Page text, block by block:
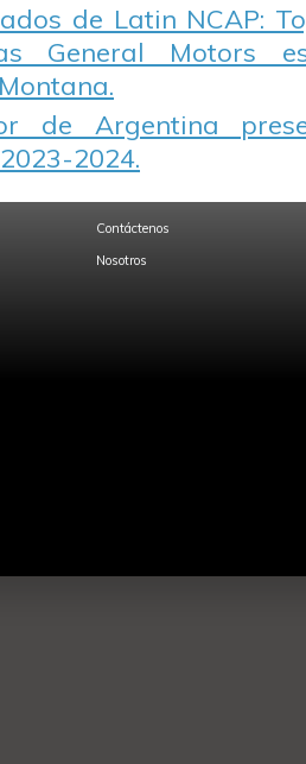
de Latin NCAP:
General Motors
de Argentina
2024.
Contáctenos
Nosotros